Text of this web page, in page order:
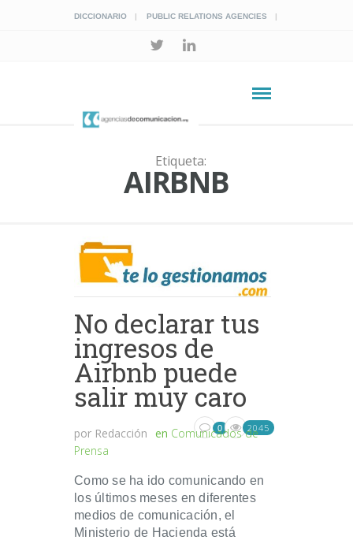
DICCIONARIO PUBLIC RELATIONS AGENCIES
Etiqueta:
AIRBNB
No declarar tus
ingresos de
Airbnb puede
salir muy caro
por Redacción en Comunicados de
Prensa
0 2045
Como se ha ido comunicando en
los últimos meses en diferentes
medios de comunicación, el
Ministerio de Hacienda está